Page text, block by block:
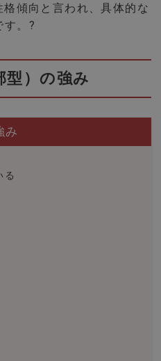
傾向と言われ、具体的な
す。?
型）の強み
み
る